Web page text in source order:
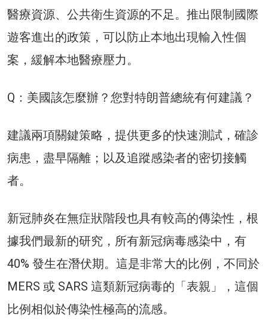
醫療資源、公共衛生資源的不足。推出限制國際
遊客進出的政策，可以防止本地出現輸入性個
案，緩解本地醫療壓力。
Q：美國該怎麼辦？您對特朗普總統有何建議？
建議兩項關鍵策略，提供更多的快速測試，確診
病患，盡早隔離；以及追蹤感染者的密切接觸
者。
新冠肺炎在無症狀階段也具有較高的傳染性，根
據我們最新的研究，所有新冠病毒感染中，有
40% 發生在潛伏期。這是非常大的比例，不同於
MERS 或 SARS 這類新冠病毒的「表親」，這個
比例相似於傳染性極高的流感。